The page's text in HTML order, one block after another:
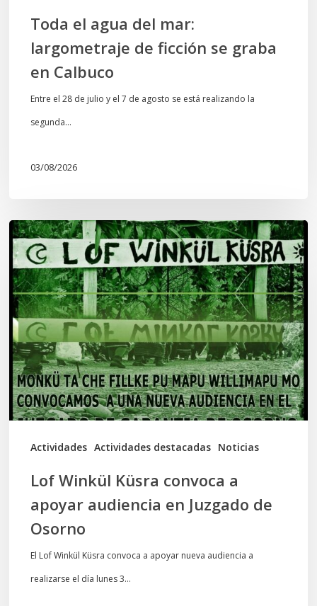
Toda el agua del mar:
largometraje de ficción se graba
en Calbuco
Entre el 28 de julio y el 7 de agosto se está realizando la
segunda…
03/08/2026
Actividades Actividades destacadas Noticias
Lof
Winkül
Küsra
convoca
a
apoyar
audiencia
en
Juzgado
Lof Winkül Küsra convoca a
apoyar audiencia en Juzgado de
Osorno
El Lof Winkül Küsra convoca a apoyar nueva audiencia a
realizarse el día lunes 3…